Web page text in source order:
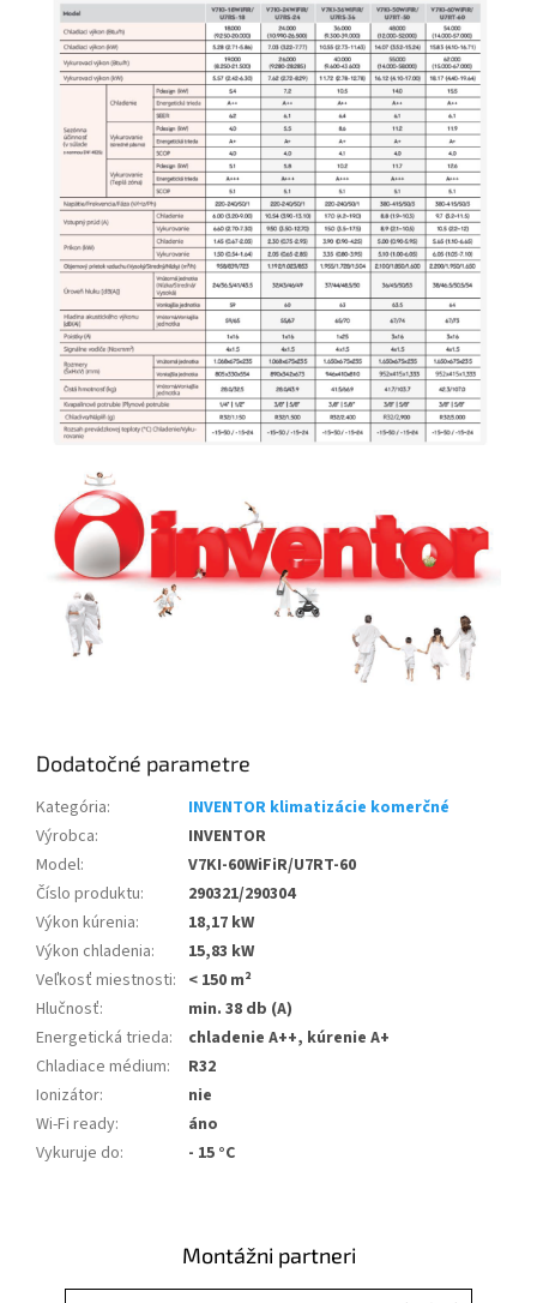
Dodatočné parametre
Kategória:
INVENTOR klimatizácie komerčné
Výrobca:
INVENTOR
Model:
V7KI-60WiFiR/U7RT-60
Číslo produktu:
290321/290304
Výkon kúrenia:
18,17 kW
Výkon chladenia:
15,83 kW
Veľkosť miestnosti: < 150 m²
Hlučnosť:
min. 38 db (A)
Energetická trieda:
chladenie A++, kúrenie A+
Chladiace médium:
R32
Ionizátor:
nie
Wi-Fi ready:
áno
Vykuruje do: - 15 °C
Montážni partneri